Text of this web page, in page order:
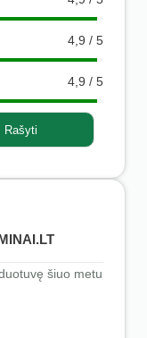
4,9 / 5
4,9 / 5
Rašyti
šiuo metu